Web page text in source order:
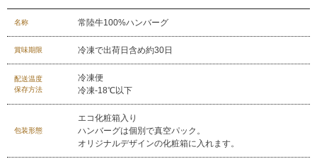
ギフトカテゴリー一覧
名称 常陸牛100%ハンバーグ
賞味期限 冷凍で出荷日含め約30日
配送温度
保存方法
冷凍便
冷凍-18℃以下
包装形態
エコ化粧箱入り
ハンバーグは個別で真空パック。
オリジナルデザインの化粧箱に入れます。